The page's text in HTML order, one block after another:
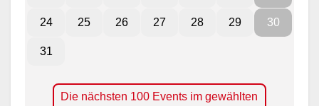
24 25 26 27 28 29 30
31
Die nächsten 100 Events im gewählten